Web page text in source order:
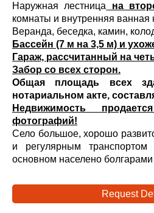
Наружная лестница на
комнаты и внутренняя ванная
Веранда, беседка, камин,
Бассейн (7 м на 3,5 м) и
Гараж, рассчитанный на
Забор со всех сторон.
Общая площадь всех
нотариальном акте,
Недвижимость
фотографий!
Село большое, хорошо
и регулярным
основном населено
Request